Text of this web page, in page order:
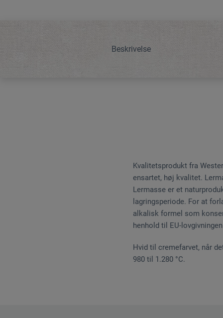
Beskrivelse
Kvalitetsprodukt fra
ensartet, høj kvalitet.
Lermasse er et
lagringsperiode. For at
alkalisk formel som
henhold til EU-
Hvid til cremefarvet, når
980 til 1.280 °C.